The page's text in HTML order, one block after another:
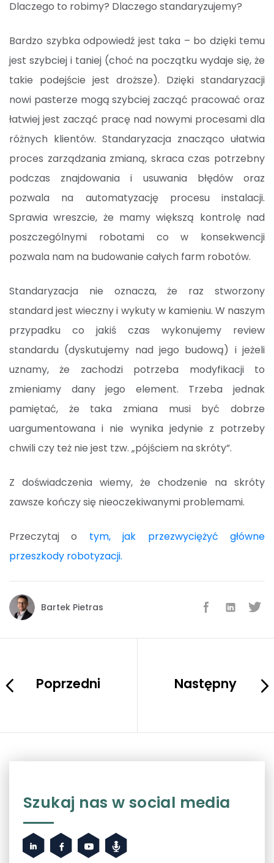
Dlaczego to robimy? Dlaczego standaryzujemy?
Bardzo szybka odpowiedź jest taka – bo dzięki temu
jest szybciej i taniej (choć na początku wydaje się, że
takie podejście jest droższe). Dzięki standaryzacji
nowi pasterze mogą szybciej zacząć pracować oraz
łatwiej jest zacząć pracę nad nowymi procesami dla
różnych klientów. Standaryzacja znacząco ułatwia
proces zarządzania zmianą, skraca czas potrzebny
podczas znajdowania i usuwania błędów oraz
pozwala na automatyzację procesu instalacji.
Sprawia wreszcie, że mamy większą kontrolę nad
poszczególnymi robotami co w konsekwencji
pozwala nam na budowanie całych farm robotów.
Standaryzacja nie oznacza, że raz stworzony
standard jest wieczny i wykuty w kamieniu. W naszym
przypadku co jakiś czas wykonujemy review
standardu (dyskutujemy nad jego budową) i jeżeli
uznamy, że zachodzi potrzeba modyfikacji to
zmieniamy dany jego element. Trzeba jednak
pamiętać, że taka zmiana musi być dobrze
uargumentowana i nie wynika jedynie z potrzeby
chwili czy też nie jest tzw. „pójściem na skróty”.
Z doświadczenia wiemy, że chodzenie na skróty
zawsze kończy się nieoczekiwanymi problemami.
Przeczytaj o tym, jak przezwyciężyć główne
przeszkody robotyzacji.
Bartek Pietras
Poprzedni Następny
Szukaj nas w social media